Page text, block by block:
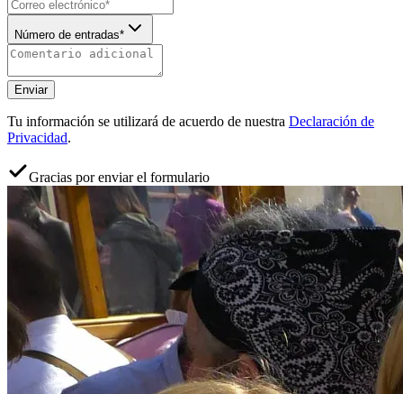
Número de entradas*
Enviar
Tu información se utilizará de acuerdo de nuestra Declaración de
Privacidad.
Gracias por enviar el formulario